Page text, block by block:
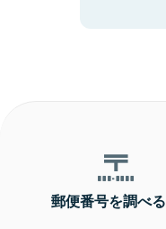
郵便番号を調べる